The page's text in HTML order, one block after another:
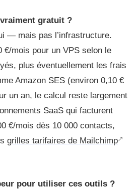
gratuit ?
— mais pas l’infrastructure.
€/mois pour un VPS selon le
plus éventuellement les frais
Amazon SES (environ 0,10 €
un an, le calcul reste largement
SaaS qui facturent
€/mois dès 10 000 contacts,
grilles tarifaires de Mailchimp
pour utiliser ces outils ?